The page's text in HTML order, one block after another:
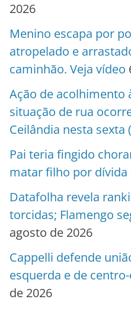
2026
Menino escapa por
atropelado e
caminhão. Veja vídeo
Ação de acolhimento
situação de rua
Ceilândia nesta sexta
Pai teria fingido
matar filho por dívida
Datafolha revela
torcidas; Flamengo
agosto de 2026
Cappelli defende
esquerda e de
de 2026